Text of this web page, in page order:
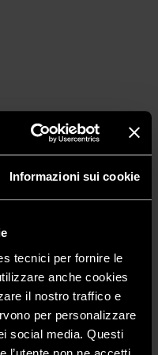
Informazioni sui cookie
tecnici per fornire le
anche cookies
il nostro traffico e
per personalizzare
social media. Questi
raviolificio